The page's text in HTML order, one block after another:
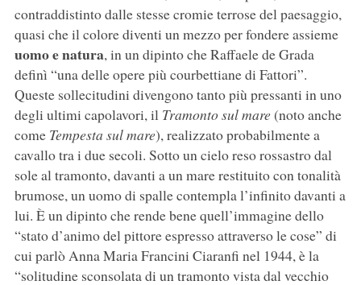
contraddistinto dalle stesse cromie terrose del paesaggio,
quasi che il colore diventi un mezzo per fondere assieme
uomo e natura, in un dipinto che Raffaele de Grada
definì “una delle opere più courbettiane di Fattori”.
Queste sollecitudini divengono tanto più pressanti in uno
degli ultimi capolavori, il Tramonto sul mare(noto anche
come Tempesta sul mare), realizzato probabilmente a
cavallo tra i due secoli. Sotto un cielo reso rossastro dal
sole al tramonto, davanti a un mare restituito con tonalità
brumose, un uomo di spalle contempla l’infinito davanti a
lui. È un dipinto che rende bene quell’immagine dello
“stato d’animo del pittore espresso attraverso le cose” di
cui parlò Anna Maria Francini Ciaranfi nel 1944, è la
“solitudine sconsolata di un tramonto vista dal vecchio